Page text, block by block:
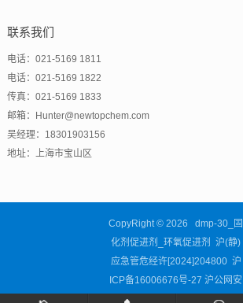
联系我们
电话：021-5169 1811
电话：021-5169 1822
传真：021-5169 1833
邮箱：Hunter@newtopchem.com
吴经理：18301903156
地址：上海市宝山区
CopyRight © 2026 dmp-30_固
化剂促进剂_环氧促进剂 沪(静)
应急管危经许[2024]204800 沪
ICP备16006676号-27 沪公网安
备31011302003460号